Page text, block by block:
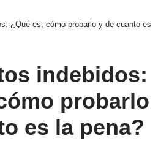
¿Qué es, cómo probarlo y de cuanto es
indebidos:
probarlo
es la pena?